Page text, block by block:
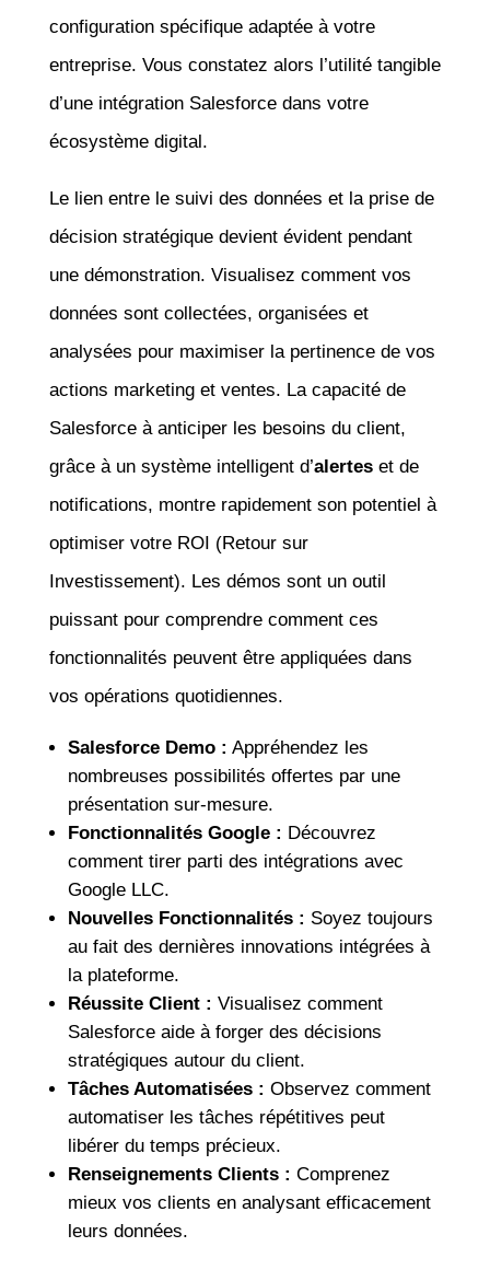
configuration spécifique adaptée à votre
entreprise. Vous constatez alors l’utilité tangible
d’une intégration Salesforce dans votre
écosystème digital.
Le lien entre le suivi des données et la prise de
décision stratégique devient évident pendant
une démonstration. Visualisez comment vos
données sont collectées, organisées et
analysées pour maximiser la pertinence de vos
actions marketing et ventes. La capacité de
Salesforce à anticiper les besoins du client,
grâce à un système intelligent d’alerteset de
notifications, montre rapidement son potentiel à
optimiser votre ROI (Retour sur
Investissement). Les démos sont un outil
puissant pour comprendre comment ces
fonctionnalités peuvent être appliquées dans
vos opérations quotidiennes.
Salesforce Demo : Appréhendez les
nombreuses possibilités offertes par une
présentation sur-mesure.
Fonctionnalités Google : Découvrez
comment tirer parti des intégrations avec
Google LLC.
Nouvelles Fonctionnalités : Soyez toujours
au fait des dernières innovations intégrées à
la plateforme.
Réussite Client : Visualisez comment
Salesforce aide à forger des décisions
stratégiques autour du client.
Tâches Automatisées : Observez comment
automatiser les tâches répétitives peut
libérer du temps précieux.
Renseignements Clients : Comprenez
mieux vos clients en analysant efficacement
leurs données.